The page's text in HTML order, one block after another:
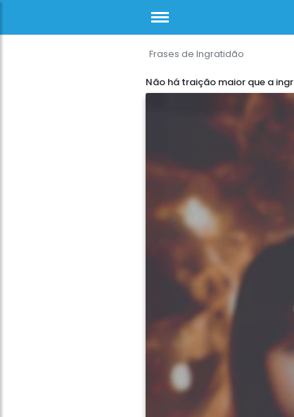
Frases de Ingratidão
Não há traição maior que a